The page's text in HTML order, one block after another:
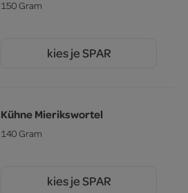
150 Gram
kies je SPAR
Kühne Mierikswortel
140 Gram
kies je SPAR